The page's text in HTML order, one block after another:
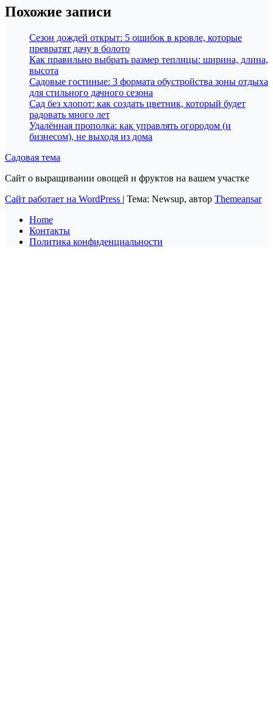
Похожие записи
Сезон дождей открыт: 5 ошибок в кровле, которые
превратят дачу в болото
Как правильно выбрать размер теплицы: ширина, длина,
высота
Садовые гостиные: 3 формата обустройства зоны отдыха
для стильного дачного сезона
Сад без хлопот: как создать цветник, который будет
радовать много лет
Удалённая прополка: как управлять огородом (и
бизнесом), не выходя из дома
Садовая тема
Сайт о выращивании овощей и фруктов на вашем участке
Сайт работает на WordPress | Тема: Newsup, автор Themeansar
Home
Контакты
Политика конфиденциальности